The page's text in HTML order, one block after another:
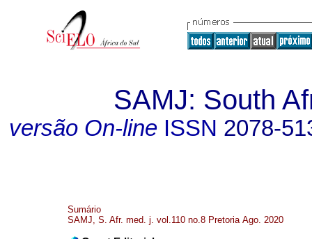
SAMJ: South
versão On-line ISSN 2078-
Sumário
SAMJ, S. Afr. med. j. vol.110 no.8 Pretoria Ago. 2020